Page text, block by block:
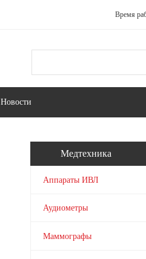
Время
Новости
Медтехника
Аппараты ИВЛ
Аудиометры
Маммографы